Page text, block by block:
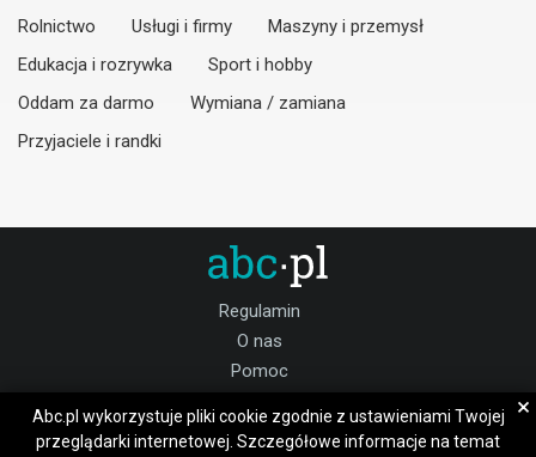
Rolnictwo
Usługi i firmy
Maszyny i przemysł
Edukacja i rozrywka
Sport i hobby
Oddam za darmo
Wymiana / zamiana
Przyjaciele i randki
Regulamin
O nas
Pomoc
Praca garwoliński
Abc.pl wykorzystuje pliki cookie zgodnie z ustawieniami Twojej
przeglądarki internetowej. Szczegółowe informacje na temat
×